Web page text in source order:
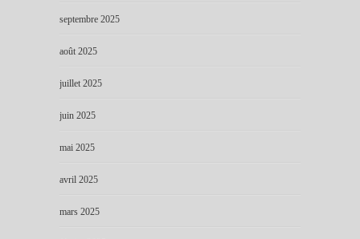
septembre 2025
août 2025
juillet 2025
juin 2025
mai 2025
avril 2025
mars 2025